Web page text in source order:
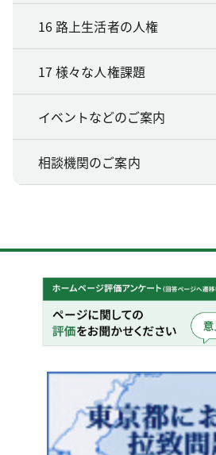
16 路上生活者の人権
17 様々な人権課題
イベントなどのご案内
相談機関のご案内